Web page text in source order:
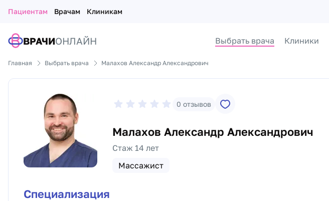
Пациентам Врачам Клиникам
ВРАЧИОНЛАЙН Выбрать врача Клиники
Главная Выбрать врача Малахов Александр Александрович
0 отзывов
Малахов Александр Александрович
Стаж 14 лет
Массажист
Специализация